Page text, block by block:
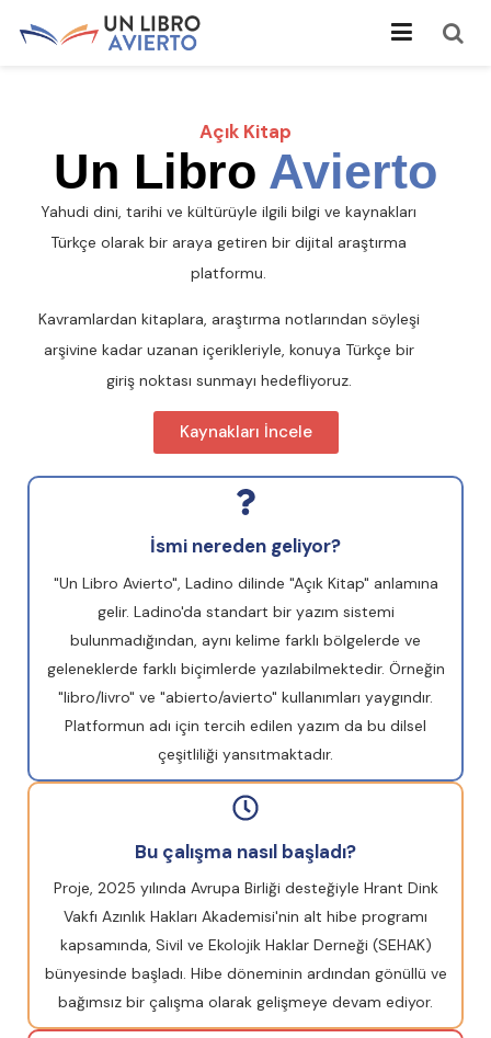
Açık Kitap
Un Libro Avierto
Yahudi dini, tarihi ve kültürüyle ilgili bilgi ve kaynakları
Türkçe olarak bir araya getiren bir dijital araştırma
platformu.
Kavramlardan kitaplara, araştırma notlarından söyleşi
arşivine kadar uzanan içerikleriyle, konuya Türkçe bir
giriş noktası sunmayı hedefliyoruz.
Kaynakları İncele
İsmi nereden geliyor?
"Un Libro Avierto", Ladino dilinde "Açık Kitap" anlamına
gelir. Ladino'da standart bir yazım sistemi
bulunmadığından, aynı kelime farklı bölgelerde ve
geleneklerde farklı biçimlerde yazılabilmektedir. Örneğin
"libro/livro" ve "abierto/avierto" kullanımları yaygındır.
Platformun adı için tercih edilen yazım da bu dilsel
çeşitliliği yansıtmaktadır.
Bu çalışma nasıl başladı?
Proje, 2025 yılında Avrupa Birliği desteğiyle Hrant Dink
Vakfı Azınlık Hakları Akademisi'nin alt hibe programı
kapsamında, Sivil ve Ekolojik Haklar Derneği (SEHAK)
bünyesinde başladı. Hibe döneminin ardından gönüllü ve
bağımsız bir çalışma olarak gelişmeye devam ediyor.